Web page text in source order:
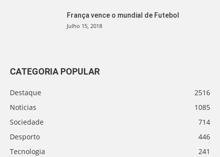
França vence o mundial de Futebol
Julho 15, 2018
CATEGORIA POPULAR
Destaque
2516
Noticias
1085
Sociedade
714
Desporto
446
Tecnologia
241